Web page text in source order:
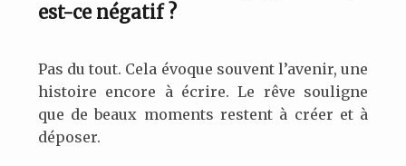
est-ce négatif ?
Pas du tout. Cela évoque souvent l’avenir, une
histoire encore à écrire. Le rêve souligne
que de beaux moments restent à créer et à
déposer.